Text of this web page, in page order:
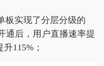
板实现了分层分级的
通后，用户直播速率提
115%；